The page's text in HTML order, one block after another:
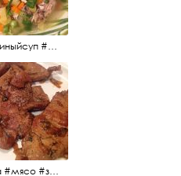
#куриныйсуп #еда #ужин #можнокушать
#еда #мясо #завтрак #источниквдохновения #люблюготовить